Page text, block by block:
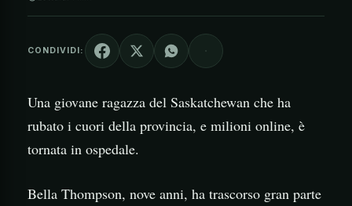
CONDIVIDI:
Una giovane ragazza del Saskatchewan che ha
rubato i cuori della provincia, e milioni online, è
tornata in ospedale.
Bella Thompson, nove anni, ha trascorso gran parte